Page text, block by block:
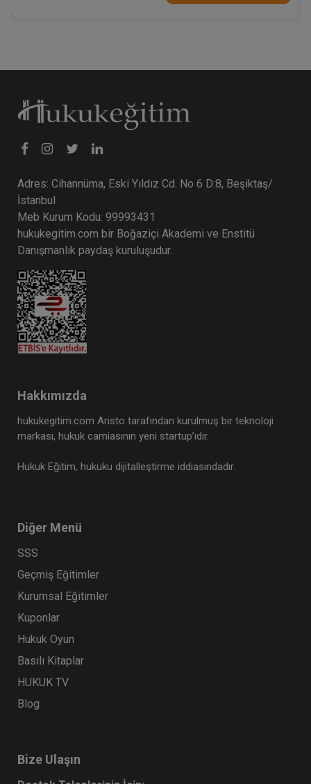
Adres: Cihannüma, Eski Yıldız Cd. No 6 D:8, Beşiktaş/
İstanbul
Meb Kurum Kodu: 99993431
hukukegitim.com bir Boğaziçi Akademi ve Enstitü
Danışmanlık paydaş kuruluşudur.
Hakkımızda
hukukegitim.com Aristo tarafından kurulmuş bir teknoloji
markası, hukuk camiasının yeni startup’ıdır.
Hukuk Eğitim, hukuku dijitalleştirme iddiasındadır.
Diğer Menü
SSS
Geçmiş Eğitimler
Kurumsal Eğitimler
Kuponlar
Hukuk Oyun
Basılı Kitaplar
HUKUK TV
Blog
Bize Ulaşın